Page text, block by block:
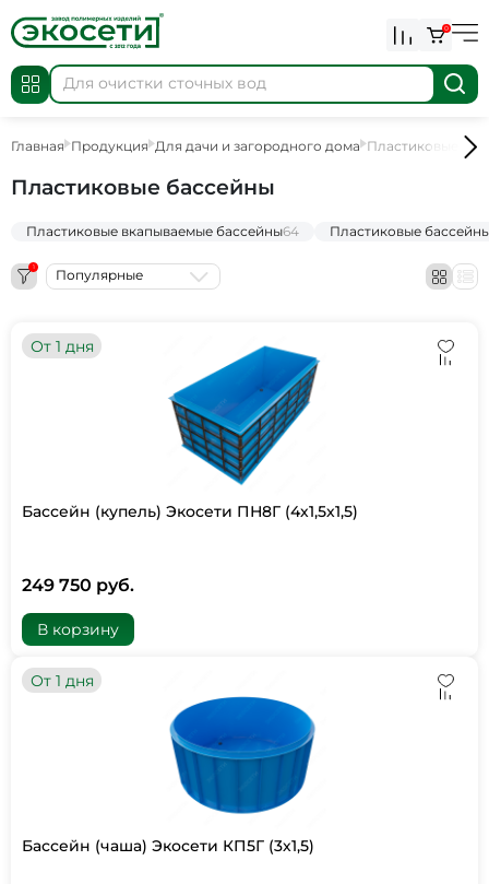
0
Главная Продукция Для дачи и загородного дома Пластиковые
Пластиковые бассейны
Пластиковые вкапываемые бассейны64 Пластиковые
1 Популярные
От 1 дня
Бассейн (купель) Экосети ПН8Г (4х1,5х1,5)
249 750 руб.
В корзину
От 1 дня
Бассейн (чаша) Экосети КП5Г (3х1,5)